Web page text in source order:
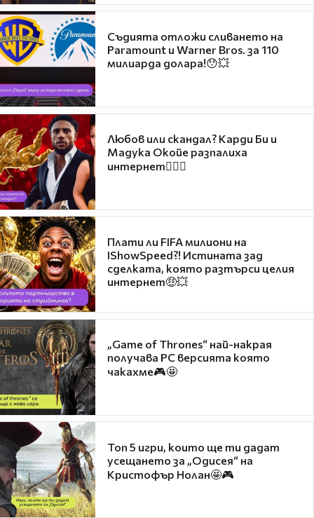
Съдията отложи сливането на
Paramount и Warner Bros. за 110
милиарда долара!😯💥
Любов или скандал? Карди Би и
Мадука Окойе разпалиха
интернет❤️‍🔥🔥
Плати ли FIFA милиони на
IShowSpeed?! Истината зад
сделката, която разтърси целия
интернет🤑💥
„Game of Thrones“ най-накрая
получава PC версията която
чакахме🎮🤩
Топ 5 игри, които ще ти дадат
усещането за „Одисея“ на
Кристофър Нолан🤩🎮